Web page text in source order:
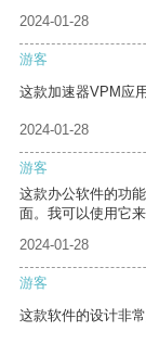
2024-01-28
游客
这款加速器VPM应
2024-01-28
游客
这款办公软件的功
面。我可以使用它
2024-01-28
游客
这款软件的设计非